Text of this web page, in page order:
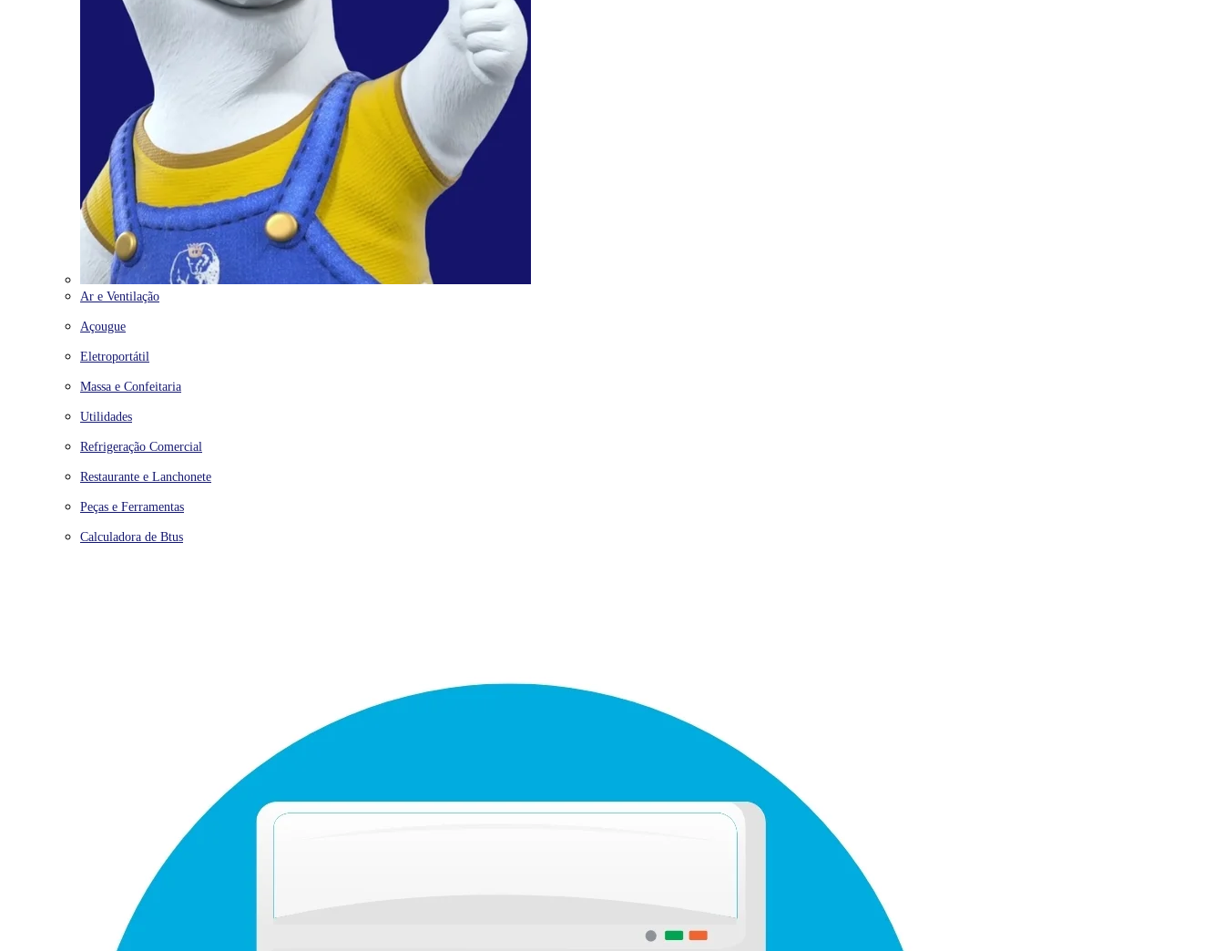
Ar e Ventilação
Açougue
Eletroportátil
Massa e Confeitaria
Utilidades
Refrigeração Comercial
Restaurante e Lanchonete
Peças e Ferramentas
Calculadora de Btus